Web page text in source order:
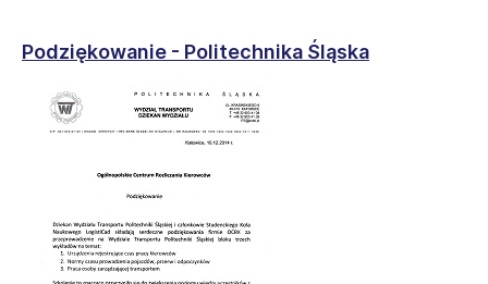
Podziękowanie - Politechnika Śląska